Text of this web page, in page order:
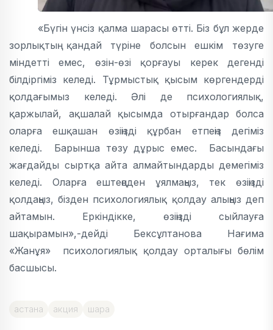
«Бүгін үнсіз қалма шарасы өтті. Біз бұл жерде
зорлықтың қандай түріне болсын ешкім төзуге
міндетті емес, өзін-өзі қорғауы керек дегенді
білдіргіміз келеді. Тұрмыстық қысым көргендерді
қолдағымыз келеді. Әлі де психологиялық,
қаржылай, ақшалай қысымда отырғандар болса
оларға ешқашан өзіңізді құрбан етпеңіз дегіміз
келеді. Барынша төзу дұрыс емес. Басындағы
жағдайды сыртқа айта алмайтындарды демегіміз
келеді. Оларға ештеңеден ұялмаңыз, тек өзіңізді
қолдаңыз, бізден психологиялық қолдау алыңыз деп
айтамын. Еркіндікке, өзіңізді сыйлауға
шақырамын»,-дейді Бексұлтанова Нағима
«Жанұя» психологиялық қолдау орталығы бөлім
басшысы.
астана акция шара